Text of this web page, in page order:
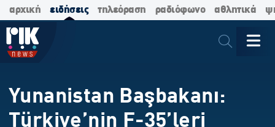
αρχική ειδήσεις τηλεόραση ραδιόφωνο αθλητικά
Yunanistan Başbakanı:
Türkiye’nin F-35’leri